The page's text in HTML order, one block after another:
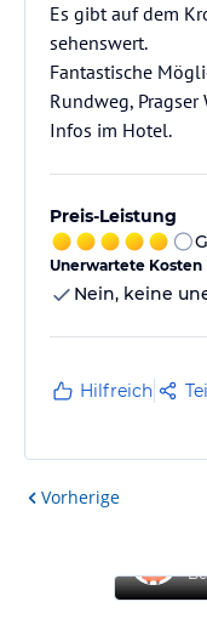
Es gibt auf dem
sehenswert.
Fantastische
Rundweg,
Infos im Hotel.
Preis-Leistung
Unerwartete Kosten
Nein, keine
Hilfreich
Vorherige